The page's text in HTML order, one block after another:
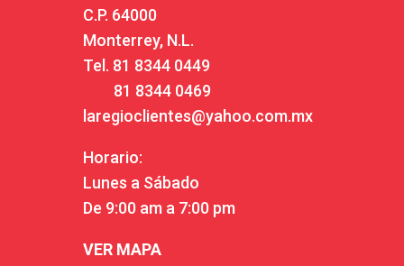
C.P. 64000
Monterrey, N.L.
Tel. 81 8344 0449
81 8344 0469
laregioclientes@yahoo.com.mx
Horario:
Lunes a Sábado
De 9:00 am a 7:00 pm
VER MAPA